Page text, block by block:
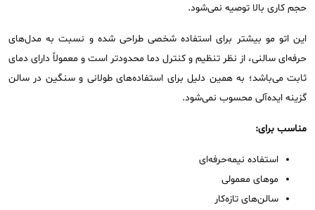
حجم کاری بالا توصیه نمی‌شود.
این اتو مو بیشتر برای استفاده شخصی طراحی شده و نسبت به مدل‌های
حرفه‌ای سالنی، از نظر تنظیم و کنترل دما محدودتر است و معمولاً دارای دمای
ثابت می‌باشد؛ به همین دلیل برای استفاده‌های طولانی و سنگین در سالن
گزینه ایده‌آلی محسوب نمی‌شود.
مناسب برای:
استفاده نیمه‌حرفه‌ای
موهای معمولی
سالن‌های تازه‌کار